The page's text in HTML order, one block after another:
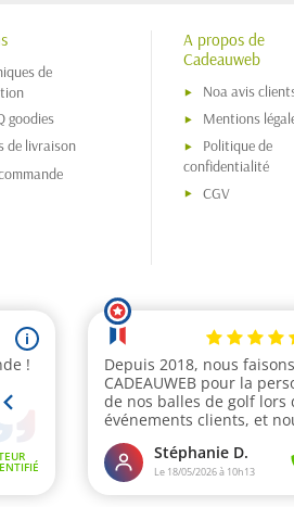
de
goodies
de livraison
A propos de
Cadeauweb
Noa avis
Mentions
Politique de
confidentialité
CGV